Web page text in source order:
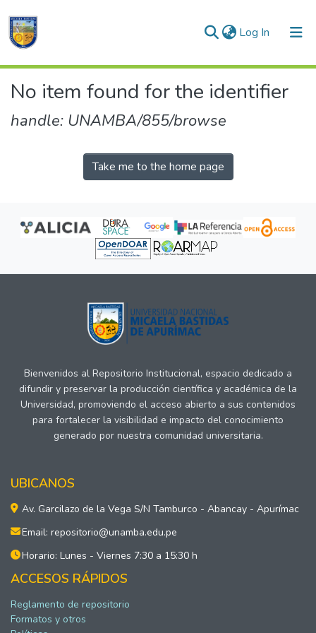
Log In (current)
Communities & Collections
No item found for the identifier
handle: UNAMBA/855/browse
Take me to the home page
Bienvenidos al Repositorio Institucional, espacio dedicado a
difundir y preservar la producción científica y académica de la
Universidad, promoviendo el acceso abierto a sus contenidos
para fortalecer la visibilidad e impacto del conocimiento
generado por nuestra comunidad universitaria.
UBICANOS
Av. Garcilazo de la Vega S/N Tamburco - Abancay - Apurímac
Email: repositorio@unamba.edu.pe
Horario: Lunes - Viernes 7:30 a 15:30 h
ACCESOS RÁPIDOS
Reglamento de repositorio
Formatos y otros